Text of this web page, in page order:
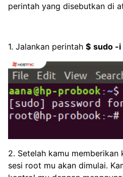
perintah yang disebutkan di
1. Jalankan perintah $ sudo -i
2. Setelah kamu
sesi root mu akan dimulai.